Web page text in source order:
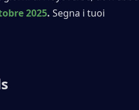
2025. Segna i tuoi